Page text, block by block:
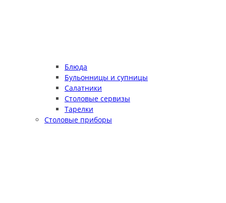
Блюда
Бульонницы и супницы
Салатники
Столовые сервизы
Тарелки
Столовые приборы